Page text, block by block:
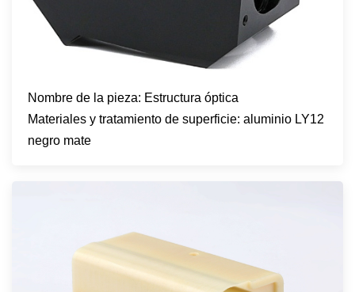
Nombre de la pieza: Estructura óptica
Materiales y tratamiento de superficie: aluminio LY12
negro mate